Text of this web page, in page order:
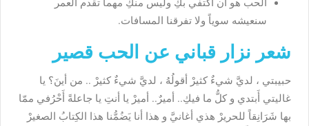
الحب هو أن أكتفي بكِ وليس منكِ مهما تقدم العمر
سنعيشه سوياً ولا تفرقنا المسافات.
شعر نزار قباني عن الحب قصير
حبيبتي ، لديَّ شيءٌ كثيرْ أقولُهُ ، لديَّ شيءٌ كثيرْ .. من أينَ؟ يا
غاليتي أَبتدي و كلُّ ما فيكِ.. أميرٌ.. أميرْ يا أنتِ يا جاعلةً أَحْرُفي ممّا
بها شَرَانِقاً للحريرْ هذي أغانيَّ و هذا أنا يَضُمُّنا هذا الكِتابُ الصغيرْ